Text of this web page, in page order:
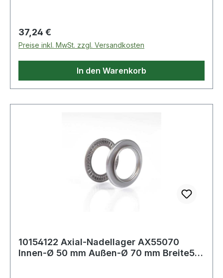
Regulärer Preis:
37,24 €
Preise inkl. MwSt. zzgl. Versandkosten
In den Warenkorb
10154122 Axial-Nadellager AX55070
Innen-Ø 50 mm Außen-Ø 70 mm Breite5